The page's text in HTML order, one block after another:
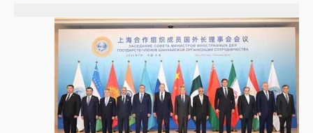
Comprendre...
Vie du site